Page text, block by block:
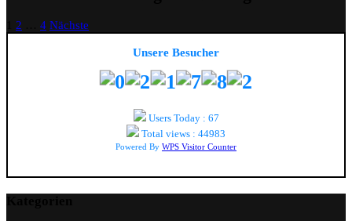
2 4 Nächste
Unsere Besucher
Users Today : 67
Total views : 44983
Powered By WPS Visitor Counter